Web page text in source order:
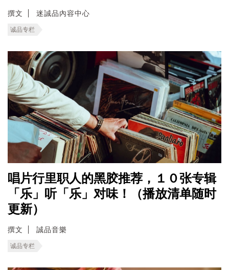
撰文 迷誠品內容中心
诚品专栏
唱片行里职人的黑胶推荐，１０张专辑
「乐」听「乐」对味！（播放清单随时
更新）
撰文 誠品音樂
诚品专栏